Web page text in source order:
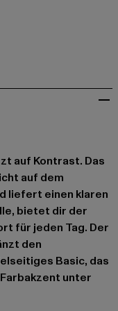
auf Kontrast. Das
auf dem
liefert einen klaren
bietet dir der
für jeden Tag. Der
den
Basic, das
unter